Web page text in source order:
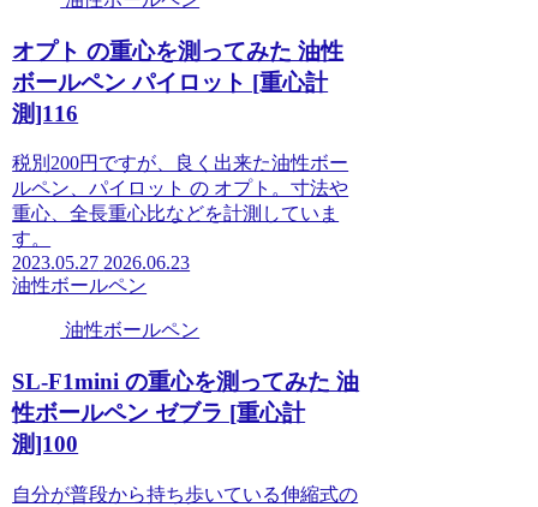
オプト の重心を測ってみた 油性
ボールペン パイロット [重心計
測]116
税別200円ですが、良く出来た油性ボー
ルペン、パイロット の オプト。寸法や
重心、全長重心比などを計測していま
す。
2023.05.27 2026.06.23
油性ボールペン
油性ボールペン
SL-F1mini の重心を測ってみた 油
性ボールペン ゼブラ [重心計
測]100
自分が普段から持ち歩いている伸縮式の